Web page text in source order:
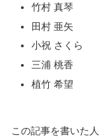
竹村 真琴
田村 亜矢
小祝 さくら
三浦 桃香
植竹 希望
この記事を書いた人